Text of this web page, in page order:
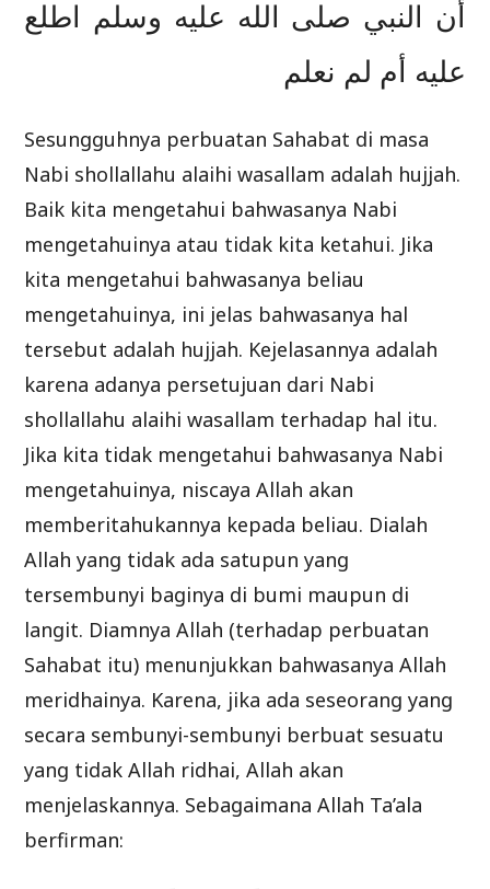
أن النبي صلى الله عليه وسلم اطلع
عليه أم لم نعلم
Sesungguhnya perbuatan Sahabat di masa
Nabi shollallahu alaihi wasallam adalah hujjah.
Baik kita mengetahui bahwasanya Nabi
mengetahuinya atau tidak kita ketahui. Jika
kita mengetahui bahwasanya beliau
mengetahuinya, ini jelas bahwasanya hal
tersebut adalah hujjah. Kejelasannya adalah
karena adanya persetujuan dari Nabi
shollallahu alaihi wasallam terhadap hal itu.
Jika kita tidak mengetahui bahwasanya Nabi
mengetahuinya, niscaya Allah akan
memberitahukannya kepada beliau. Dialah
Allah yang tidak ada satupun yang
tersembunyi baginya di bumi maupun di
langit. Diamnya Allah (terhadap perbuatan
Sahabat itu) menunjukkan bahwasanya Allah
meridhainya. Karena, jika ada seseorang yang
secara sembunyi-sembunyi berbuat sesuatu
yang tidak Allah ridhai, Allah akan
menjelaskannya. Sebagaimana Allah Ta’ala
berfirman: